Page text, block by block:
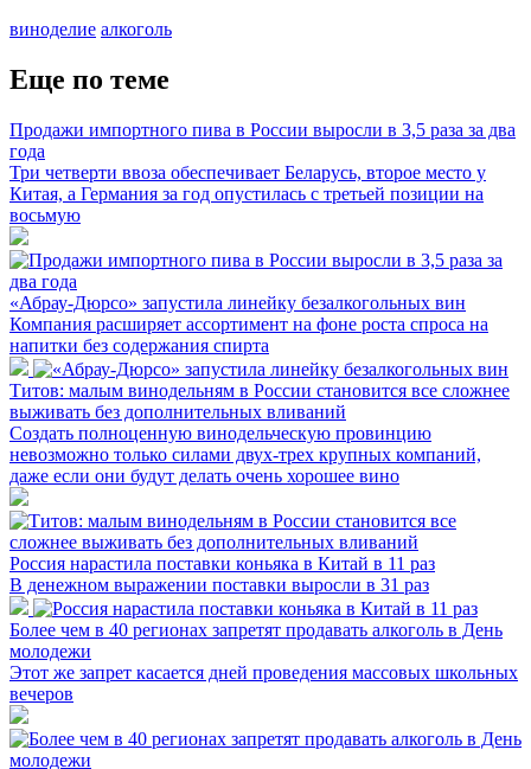
виноделие алкоголь
Еще по теме
Продажи импортного пива в России выросли в 3,5 раза за два
года
Три четверти ввоза обеспечивает Беларусь, второе место у
Китая, а Германия за год опустилась с третьей позиции на
восьмую
«Абрау-Дюрсо» запустила линейку безалкогольных вин
Компания расширяет ассортимент на фоне роста спроса на
напитки без содержания спирта
Титов: малым винодельням в России становится все сложнее
выживать без дополнительных вливаний
Создать полноценную винодельческую провинцию
невозможно только силами двух-трех крупных компаний,
даже если они будут делать очень хорошее вино
Россия нарастила поставки коньяка в Китай в 11 раз
В денежном выражении поставки выросли в 31 раз
Более чем в 40 регионах запретят продавать алкоголь в День
молодежи
Этот же запрет касается дней проведения массовых школьных
вечеров